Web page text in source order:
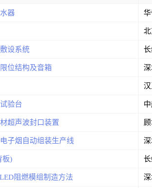
器
设系统
位结构及音箱
验台
超声波封口装置
子烟自动组装生产线
板)
阻燃模组制造方法